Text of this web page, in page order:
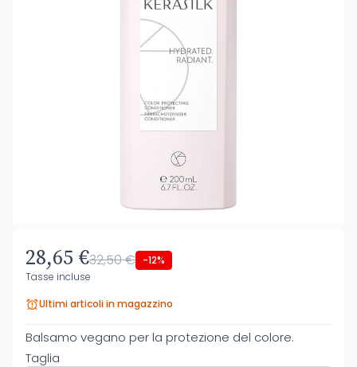
28,65 €32,50 € -12%
Tasse incluse
Ultimi articoli in magazzino
Balsamo vegano per la protezione del colore.
Taglia